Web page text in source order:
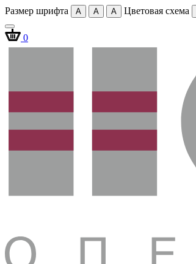
Размер шрифта A A A Цветовая схема
0